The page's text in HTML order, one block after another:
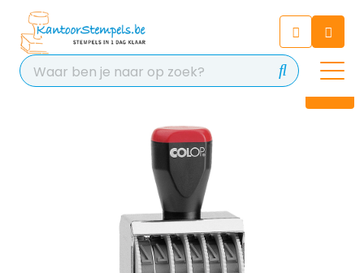
Chat 24/7 met onze chatbot
voor hulp
Contact